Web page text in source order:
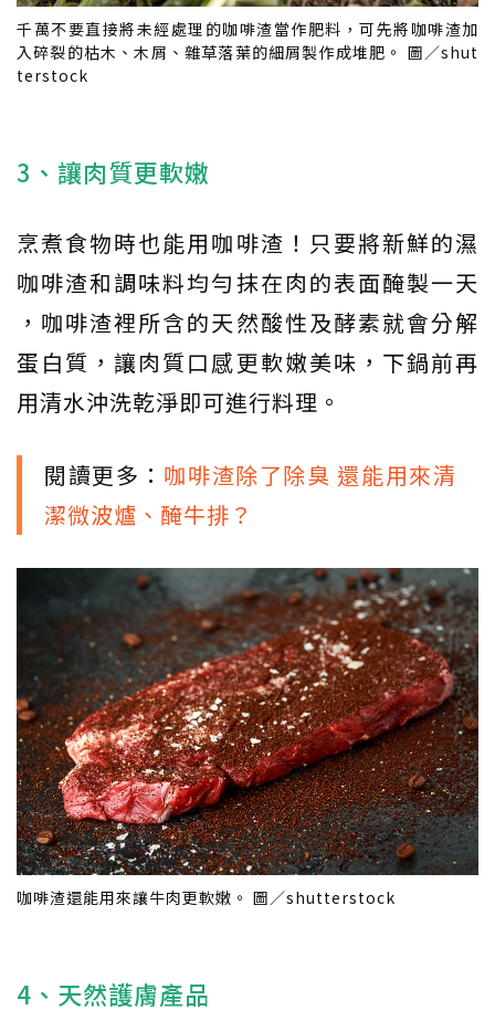
千萬不要直接將未經處理的咖啡渣當作肥料，可先將咖啡渣加
入碎裂的枯木、木屑、雜草落葉的細屑製作成堆肥。 圖／shut
terstock
3、讓肉質更軟嫩
烹煮食物時也能用咖啡渣！只要將新鮮的濕
咖啡渣和調味料均勻抹在肉的表面醃製一天
，咖啡渣裡所含的天然酸性及酵素就會分解
蛋白質，讓肉質口感更軟嫩美味，下鍋前再
用清水沖洗乾淨即可進行料理。
閱讀更多： 咖啡渣除了除臭 還能用來清
潔微波爐、醃牛排？
咖啡渣還能用來讓牛肉更軟嫩。 圖／shutterstock
4、天然護膚產品